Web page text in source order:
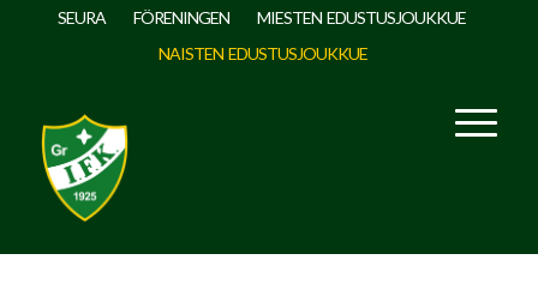
SEURA FÖRENINGEN
MIESTEN EDUSTUSJOUKKUE
NAISTEN EDUSTUSJOUKKUE